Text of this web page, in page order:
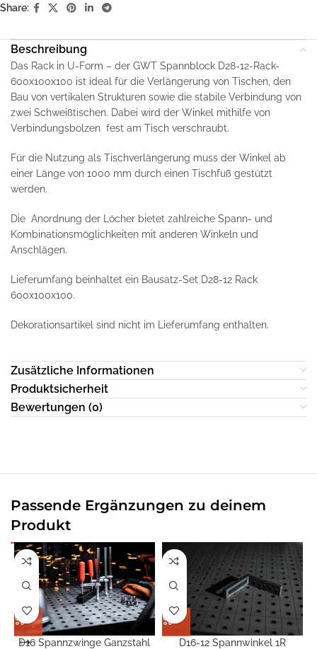
Share:
Beschreibung
Das Rack in U-Form – der GWT Spannblock D28-12-Rack-
600x100x100 ist ideal für die Verlängerung von Tischen, den
Bau von vertikalen Strukturen sowie die stabile Verbindung von
zwei Schweißtischen. Dabei wird der Winkel mithilfe von
Verbindungsbolzen fest am Tisch verschraubt.
Für die Nutzung als Tischverlängerung muss der Winkel ab
einer Länge von 1000 mm durch einen Tischfuß gestützt
werden.
Die Anordnung der Löcher bietet zahlreiche Spann- und
Kombinationsmöglichkeiten mit anderen Winkeln und
Anschlägen.
Lieferumfang beinhaltet ein Bausatz-Set D28-12 Rack
600x100x100.
Dekorationsartikel sind nicht im Lieferumfang enthalten.
Zusätzliche Informationen
Produktsicherheit
Bewertungen (0)
Passende Ergänzungen zu deinem
Produkt
D16 Spannzwinge Ganzstahl D16-12 Spannwinkel 1R